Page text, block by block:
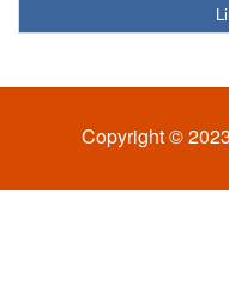
Copyright ©